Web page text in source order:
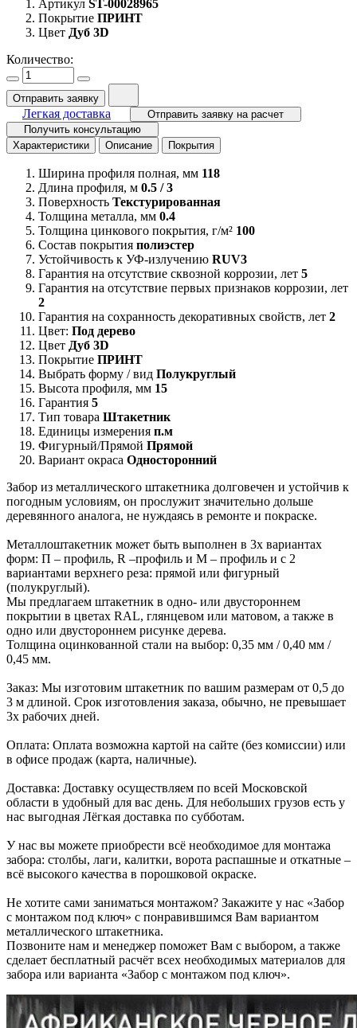
Артикул ST-00028965
Покрытие ПРИНТ
Цвет Дуб 3D
Количество:
Отправить заявку
Легкая доставка
Отправить заявку на расчет
Получить консультацию
Характеристики
Описание Покрытия
Ширина профиля полная, мм 118
Длина профиля, м 0.5 / 3
Поверхность Текстурированная
Толщина металла, мм 0.4
Толщина цинкового покрытия, г/м² 100
Состав покрытия полиэстер
Устойчивость к УФ-излучению RUV3
Гарантия на отсутствие сквозной коррозии, лет 5
Гарантия на отсутствие первых признаков коррозии, лет
2
Гарантия на сохранность декоративных свойств, лет 2
Цвет: Под дерево
Цвет Дуб 3D
Покрытие ПРИНТ
Выбрать форму / вид Полукруглый
Высота профиля, мм 15
Гарантия 5
Тип товара Штакетник
Единицы измерения п.м
Фигурный/Прямой Прямой
Вариант окраса Односторонний
Забор из металлического штакетника долговечен и устойчив к
погодным условиям, он прослужит значительно дольше
деревянного аналога, не нуждаясь в ремонте и покраске.
Металлоштакетник может быть выполнен в 3х вариантах
форм: П – профиль, R –профиль и М – профиль и с 2
вариантами верхнего реза: прямой или фигурный
(полукруглый).
Мы предлагаем штакетник в одно- или двустороннем
покрытии в цветах RAL, глянцевом или матовом, а также в
одно или двустороннем рисунке дерева.
Толщина оцинкованной стали на выбор: 0,35 мм / 0,40 мм /
0,45 мм.
Заказ: Мы изготовим штакетник по вашим размерам от 0,5 до
3 м длиной. Срок изготовления заказа, обычно, не превышает
3х рабочих дней.
Оплата: Оплата возможна картой на сайте (без комиссии) или
в офисе продаж (карта, наличные).
Доставка: Доставку осуществляем по всей Московской
области в удобный для вас день. Для небольших грузов есть у
нас выгодная Лёгкая доставка по субботам.
У нас вы можете приобрести всё необходимое для монтажа
забора: столбы, лаги, калитки, ворота распашные и откатные –
всё высокого качества в порошковой окраске.
Не хотите сами заниматься монтажом? Закажите у нас «Забор
с монтажом под ключ» с понравившимся Вам вариантом
металлического штакетника.
Позвоните нам и менеджер поможет Вам с выбором, а также
сделает бесплатный расчёт всех необходимых материалов для
забора или варианта «Забор с монтажом под ключ».